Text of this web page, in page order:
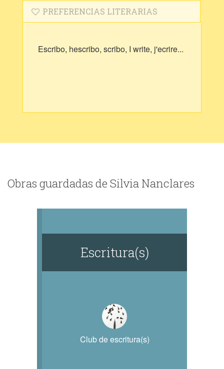
PREFERENCIAS LITERARIAS
Escribo, hescribo, scribo, I write, j'ecrire...
Obras guardadas de Silvia Nanclares
Escritura(s)
Club de escritura(s)